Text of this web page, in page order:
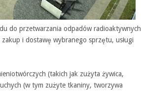
do przetwarzania odpadów radioaktywnych
i dostawę wybranego sprzętu, usługi
(takich jak zużyta żywica,
(w tym zużyte tkaniny, tworzywa